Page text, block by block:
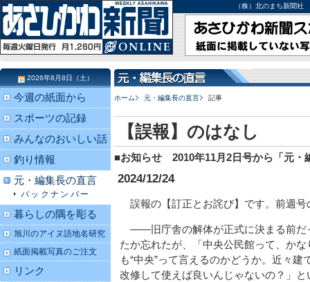
（株）北のまち新聞
ホーム 元・編集長の直言 記事
【誤報】のはなし
■お知らせ 2010年11月2日号から「元・
2024/12/24
誤報の【訂正とお詫び】です。前週号
――旧庁舎の解体が正式に決まる前だ
たか忘れたが、「中央公民館って、か
も“中央”って言えるのかどうか。近々
改修して使えば良いんじゃないの？」
2026年8月8日（土）
今週の紙面から
スポーツの記録
みんなのおいしい話
釣り情報
元・編集長の直言
バックナンバー
暮らしの隅を彫る
旭川のアイヌ語地名研究
紙面掲載写真のご注文
リンク